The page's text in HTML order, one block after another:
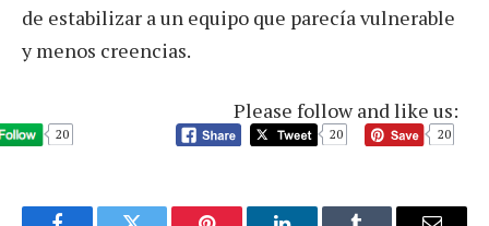
de estabilizar a un equipo que parecía vulnerable
y menos creencias.
Please follow and like us:
20 20 20